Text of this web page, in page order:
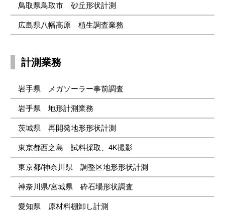
鳥取県鳥取市 砂丘形状計測
広島県八幡高原 植生調査業務
計測業務
岩手県 メガソーラー事前調査
岩手県 地形計測業務
茨城県 再開発地形形状計測
東京都西之島 試料採取、4K撮影
東京都/神奈川県 調整区地形形状計測
神奈川県/宮城県 砕石場形状調査
愛知県 原材料棚卸し計測